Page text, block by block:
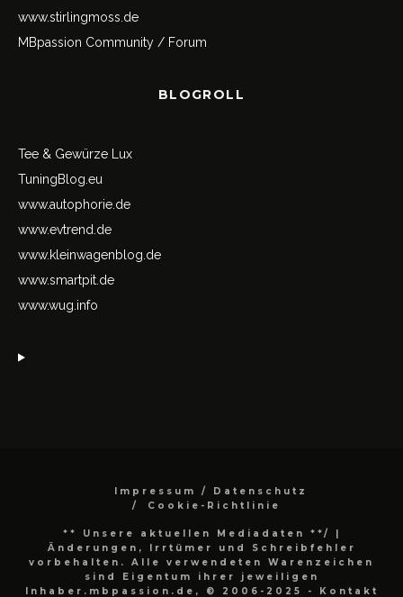
www.stirlingmoss.de
MBpassion Community / Forum
BLOGROLL
Tee & Gewürze Lux
TuningBlog.eu
www.autophorie.de
www.evtrend.de
www.kleinwagenblog.de
www.smartpit.de
www.wug.info
Impressum / Datenschutz
Cookie-Richtlinie
** Unsere aktuellen Mediadaten **/
|
Änderungen, Irrtümer und Schreibfehler
vorbehalten. Alle verwendeten Warenzeichen
sind Eigentum ihrer jeweiligen
Inhaber.mbpassion.de, © 2006-2025 - Kontakt